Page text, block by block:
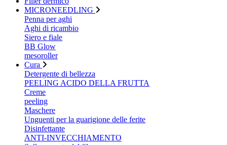
MICRONEEDLING
Penna per aghi
Aghi di ricambio
Siero e fiale
BB Glow
mesoroller
Cura
Detergente di bellezza
PEELING ACIDO DELLA FRUTTA
Creme
peeling
Maschere
Unguenti per la guarigione delle ferite
Disinfettante
ANTI-INVECCHIAMENTO